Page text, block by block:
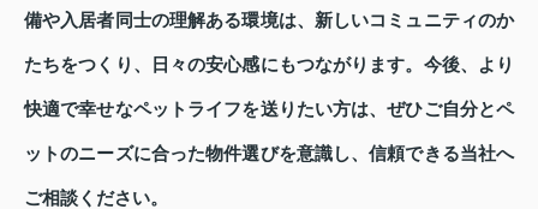
備や入居者同士の理解ある環境は、新しいコミュニティのか
たちをつくり、日々の安心感にもつながります。今後、より
快適で幸せなペットライフを送りたい方は、ぜひご自分とペ
ットのニーズに合った物件選びを意識し、信頼できる当社へ
ご相談ください。